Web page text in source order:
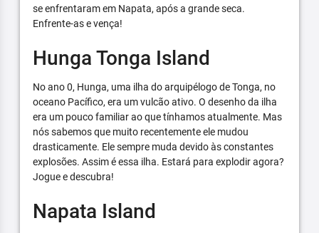
se enfrentaram em Napata, após a grande seca.
Enfrente-as e vença!
Hunga Tonga Island
No ano 0, Hunga, uma ilha do arquipélogo de Tonga, no
oceano Pacífico, era um vulcão ativo. O desenho da ilha
era um pouco familiar ao que tínhamos atualmente. Mas
nós sabemos que muito recentemente ele mudou
drasticamente. Ele sempre muda devido às constantes
explosões. Assim é essa ilha. Estará para explodir agora?
Jogue e descubra!
Napata Island